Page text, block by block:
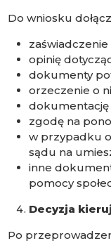
Do wniosku
opinię
dokumenty
orzeczenie o
zgodę na
w przypadku
sądu na
inne
pomocy
Decyzja
Po